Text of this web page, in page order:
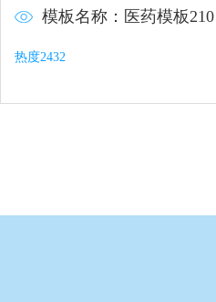
模板名称：医药模板210
热度2432